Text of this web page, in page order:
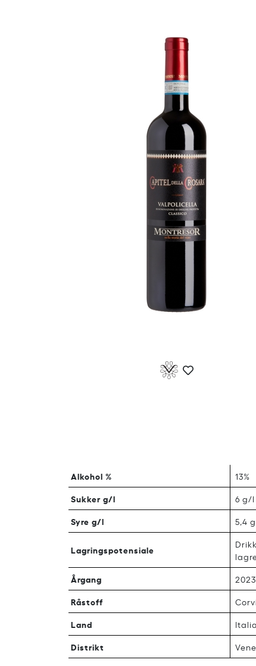
Alkohol % 13%
Sukker g/l 6 g/l
Syre g/l 5,4
Lagringspotensiale
Årgang 2023
Råstoff
Land Italia
Distrikt